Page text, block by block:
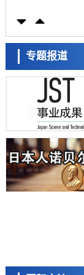
藤田医科大学等成
经济・社会
【AI法下篇】如何
科学研究
日本学术会议：为
的具体对策
科学研究
大阪大学开发基于
高精度解读
经济・社会
【AI法上篇】如何
授专访
科学研究
庆应义塾大学阐明
制，有望用于开发
日本东北大学与横
劣化抑制机制，为
成为新型功能性材料
专题报道
日本科学未来馆 科学
流员